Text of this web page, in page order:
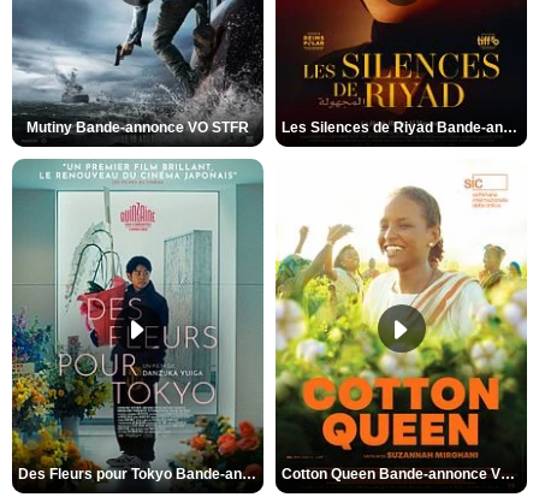
Mutiny Bande-annonce VO STFR Les Silences de Riyad Bande-annonce VO STFR
Des Fleurs pour Tokyo Bande-annonce VO STFR Cotton Queen Bande-annonce VO STFR